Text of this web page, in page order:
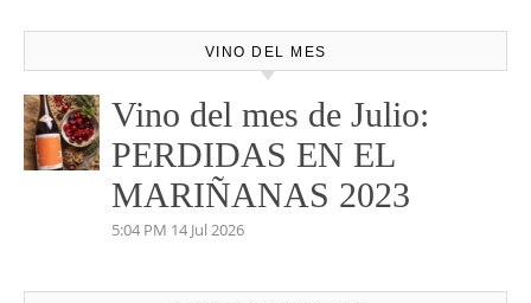
VINO DEL MES
Vino del mes de Julio:
PERDIDAS EN EL
MARIÑANAS 2023
5:04 PM 14 Jul 2026